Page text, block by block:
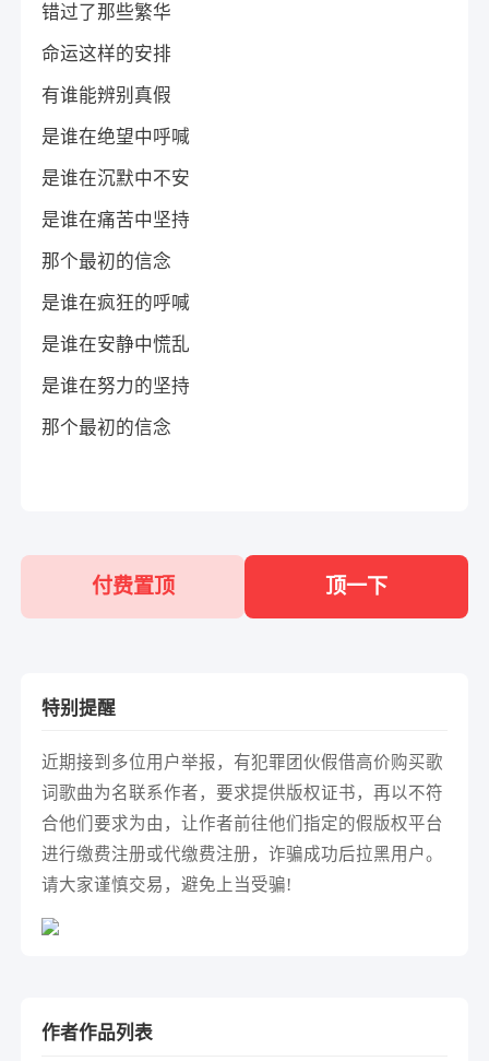
错过了那些繁华
命运这样的安排
有谁能辨别真假
是谁在绝望中呼喊
是谁在沉默中不安
是谁在痛苦中坚持
那个最初的信念
是谁在疯狂的呼喊
是谁在安静中慌乱
是谁在努力的坚持
那个最初的信念
付费置顶 顶一下
特别提醒
近期接到多位用户举报，有犯罪团伙假借高价购买歌
词歌曲为名联系作者，要求提供版权证书，再以不符
合他们要求为由，让作者前往他们指定的假版权平台
进行缴费注册或代缴费注册，诈骗成功后拉黑用户。
请大家谨慎交易，避免上当受骗!
作者作品列表